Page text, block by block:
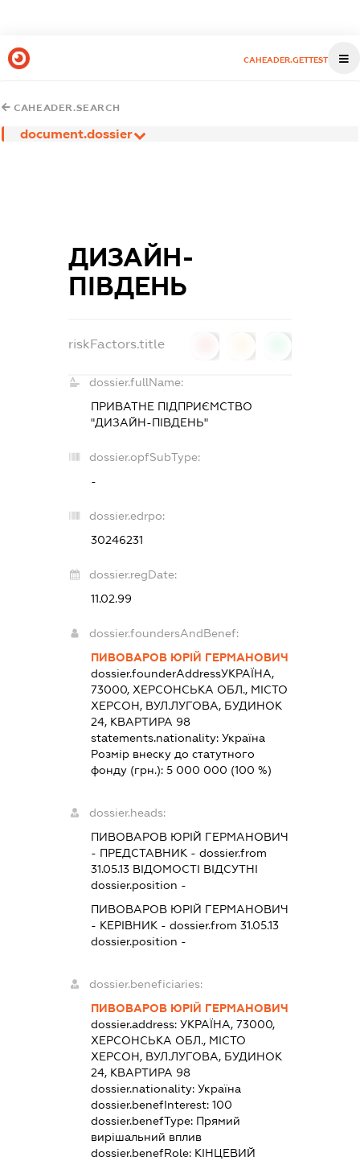
CAHEADER.GETTEST
CAHEADER.SEARCH
document.dossier
ДИЗАЙН-
ПІВДЕНЬ
riskFactors.title
dossier.fullName:
ПРИВАТНЕ ПІДПРИЄМСТВО
"ДИЗАЙН-ПІВДЕНЬ"
dossier.opfSubType:
-
dossier.edrpo:
30246231
dossier.regDate:
11.02.99
dossier.foundersAndBenef:
ПИВОВАРОВ ЮРІЙ ГЕРМАНОВИЧ
dossier.founderAddressУКРАЇНА,
73000, ХЕРСОНСЬКА ОБЛ., МІСТО
ХЕРСОН, ВУЛ.ЛУГОВА, БУДИНОК
24, КВАРТИРА 98
statements.nationality: Україна
Розмір внеску до статутного
фонду (грн.): 5 000 000 (100 %)
dossier.heads:
ПИВОВАРОВ ЮРІЙ ГЕРМАНОВИЧ
- ПРЕДСТАВНИК - dossier.from
31.05.13ВІДОМОСТІ ВІДСУТНІ
dossier.position -
ПИВОВАРОВ ЮРІЙ ГЕРМАНОВИЧ
- КЕРІВНИК - dossier.from 31.05.13
dossier.position -
dossier.beneficiaries:
ПИВОВАРОВ ЮРІЙ ГЕРМАНОВИЧ
dossier.address: УКРАЇНА, 73000,
ХЕРСОНСЬКА ОБЛ., МІСТО
ХЕРСОН, ВУЛ.ЛУГОВА, БУДИНОК
24, КВАРТИРА 98
dossier.nationality: Україна
dossier.benefInterest: 100
dossier.benefType: Прямий
вирішальний вплив
dossier.benefRole: КІНЦЕВИЙ